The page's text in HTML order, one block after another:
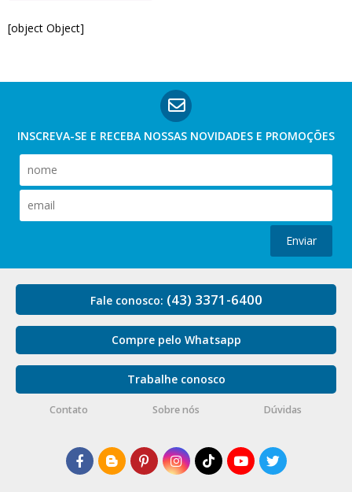
[object Object]
INSCREVA-SE E RECEBA NOSSAS NOVIDADES E PROMOÇÕES
Enviar
Fale conosco: (43) 3371-6400
Compre pelo Whatsapp
Trabalhe conosco
Contato Sobre nós Dúvidas